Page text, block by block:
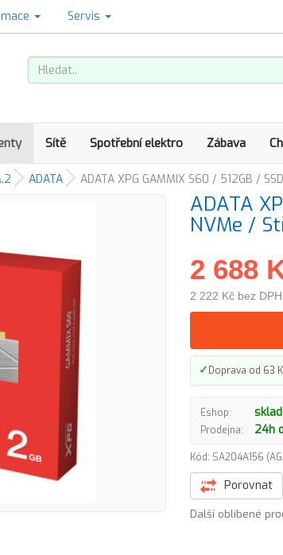
Servis
Sítě Spotřební elektro Zábava
ADATA ADATA XPG GAMMIX S60 / 512GB /
ADATA
NVMe /
2 688
2 222 Kč bez DPH
✓Doprava od 63
Eshop:
Prodejna: 24h
Kód: SA204A156
Porovnat
Další oblíbené